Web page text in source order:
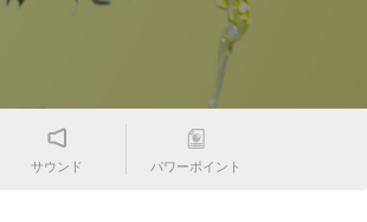
サウンド パワーポイント